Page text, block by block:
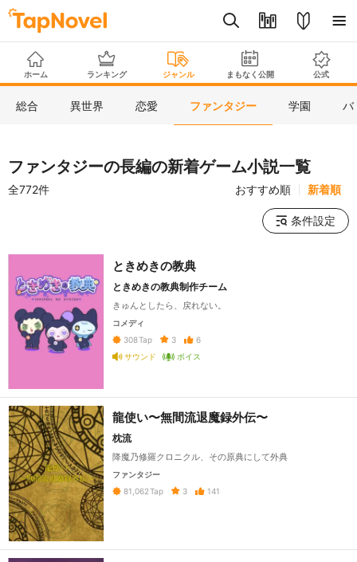
ホーム ランキング ジャンル まもなく公開 公式
総合 異世界 恋愛 ファンタジー 学園 バ
ファンタジーの長編の新着ゲーム小説一覧
全772件 おすすめ順 新着順
条件設定
ときめきの教典
ときめきの教典制作チーム
きゅんとしたら、戻れない。
コメディ
308Tap 3
6
サウンド
ボイス
龍使い〜無間流退魔録外伝〜
枕流
降魔乃修羅クロニクル、その原典にして外典
ファンタジー
81,062Tap 3 141